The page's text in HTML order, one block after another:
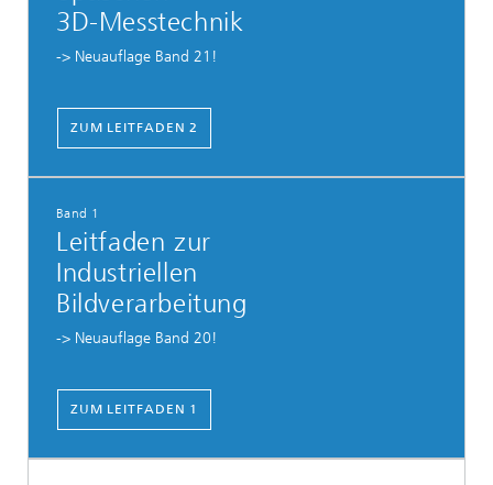
3D-Messtechnik
-> Neuauflage Band 21!
ZUM LEITFADEN 2
Band 1
Leitfaden zur
Industriellen
Bildverarbeitung
-> Neuauflage Band 20!
ZUM LEITFADEN 1